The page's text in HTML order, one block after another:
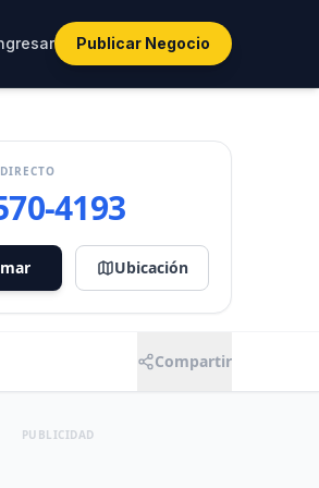
Publicar Negocio
4193
Ubicación
Compartir
PUBLICIDAD